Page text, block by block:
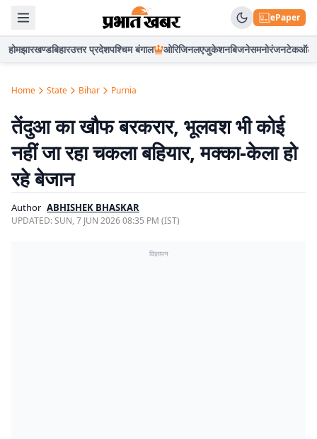
ePaper
होमझारखण्डबिहारउत्तर प्रदेशपश्चिम बंगाल ओरिजिनलएजुकेशनबिजनेसमनोरंजनटेकऑटो
Home State Bihar Purnia
तेंदुआ का खौफ बरकरार, भूलवश भी कोई
नहीं जा रहा चकला बहियार, मक्का-केला हो
रहे बेजान
Author ABHISHEK BHASKAR
UPDATED:SUN, 7 JUN 2026 08:35 PM (IST)
विज्ञापन